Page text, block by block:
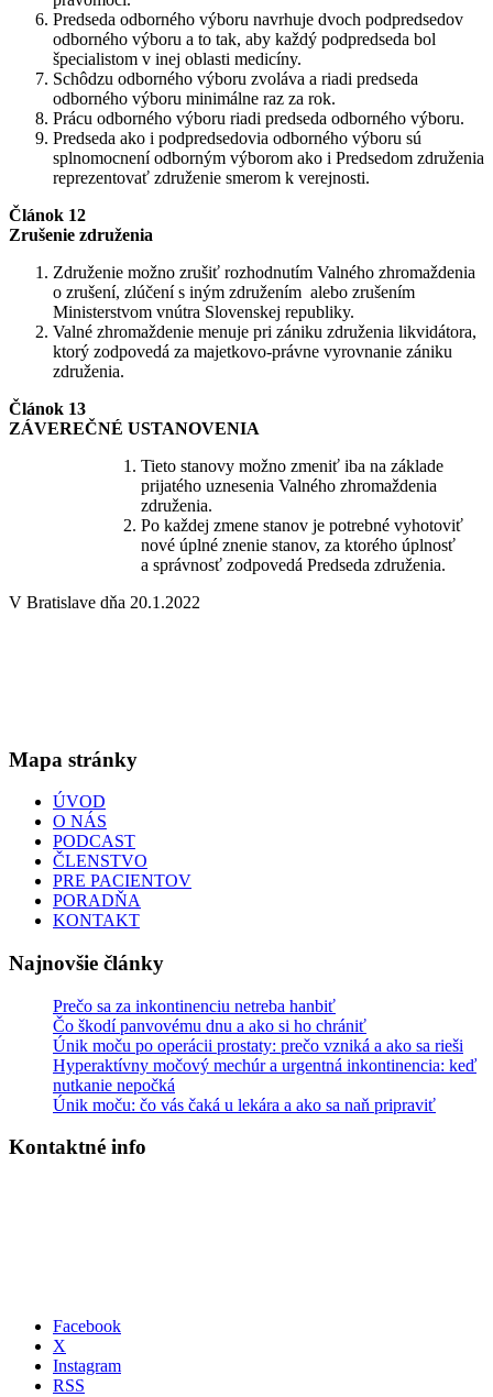
Predseda odborného výboru navrhuje dvoch podpredsedov
odborného výboru a to tak, aby každý podpredseda bol
špecialistom v inej oblasti medicíny.
Schôdzu odborného výboru zvoláva a riadi predseda
odborného výboru minimálne raz za rok.
Prácu odborného výboru riadi predseda odborného výboru.
Predseda ako i podpredsedovia odborného výboru sú
splnomocnení odborným výborom ako i Predsedom združenia
reprezentovať združenie smerom k verejnosti.
Článok 12
Zrušenie združenia
Združenie možno zrušiť rozhodnutím Valného zhromaždenia
o zrušení, zlúčení s iným združením alebo zrušením
Ministerstvom vnútra Slovenskej republiky.
Valné zhromaždenie menuje pri zániku združenia likvidátora,
ktorý zodpovedá za majetkovo-právne vyrovnanie zániku
združenia.
Článok 13
ZÁVEREČNÉ USTANOVENIA
Tieto stanovy možno zmeniť iba na základe
prijatého uznesenia Valného zhromaždenia
združenia.
Po každej zmene stanov je potrebné vyhotoviť
nové úplné znenie stanov, za ktorého úplnosť
a správnosť zodpovedá Predseda združenia.
V Bratislave dňa 20.1.2022
Mapa stránky
ÚVOD
O NÁS
PODCAST
ČLENSTVO
PRE PACIENTOV
PORADŇA
KONTAKT
Najnovšie články
Prečo sa za inkontinenciu netreba hanbiť
Čo škodí panvovému dnu a ako si ho chrániť
Únik moču po operácii prostaty: prečo vzniká a ako sa rieši
Hyperaktívny močový mechúr a urgentná inkontinencia: keď
nutkanie nepočká
Únik moču: čo vás čaká u lekára a ako sa naň pripraviť
Kontaktné info
Facebook
X
Instagram
RSS